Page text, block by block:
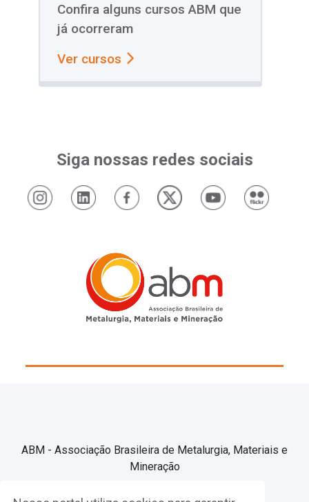
Confira alguns cursos ABM que
já ocorreram
Ver cursos
Siga nossas redes sociais
ABM - Associação Brasileira de Metalurgia, Materiais e
Mineração